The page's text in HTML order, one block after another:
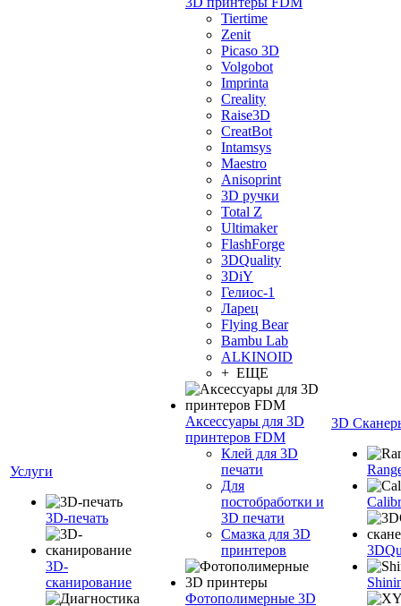
Услуги
3D-печать
3D-
сканирование
Tiertime
Zenit
Picaso 3D
Volgobot
Imprinta
Creality
Raise3D
CreatBot
Intamsys
Maestro
Anisoprint
3D ручки
Total Z
Ultimaker
FlashForge
3DQuality
3DiY
Гелиос-1
Ларец
Flying Bear
Bambu Lab
ALKINOID
+ ЕЩЕ
Аксессуары для 3D
принтеров FDM
Клей для 3D
печати
Для
постобработки и
3D печати
Смазка для 3D
принтеров
Фотополимерные 3D
3D